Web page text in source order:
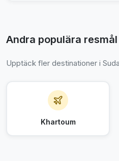
Andra populära resmål
Upptäck fler destinationer i
Khartoum